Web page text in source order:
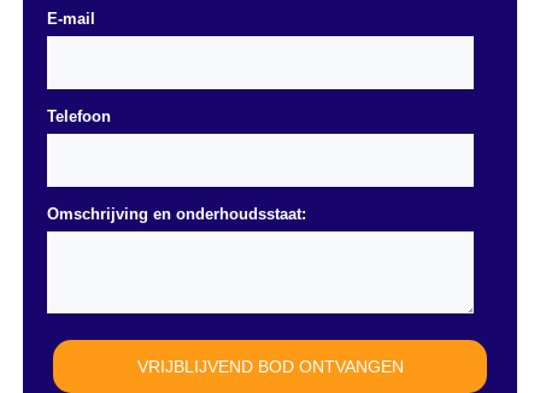
E-mail
Telefoon
Omschrijving en onderhoudsstaat: